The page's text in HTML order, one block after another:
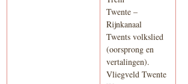
Twente –
Rijnkanaal
Twents volkslied
(oorsprong en
vertalingen).
Vliegveld Twente